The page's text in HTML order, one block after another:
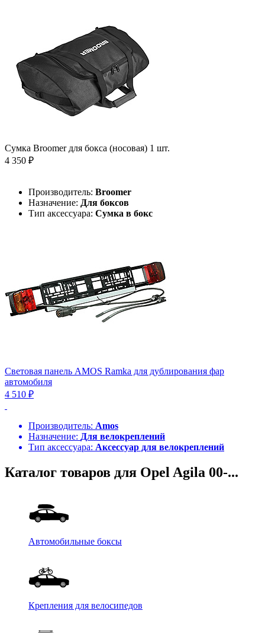
Сумка Broomer для бокса (носовая) 1 шт.
4 350 ₽
Производитель: Broomer
Назначение: Для боксов
Тип аксессуара: Сумка в бокс
Световая панель AMOS Ramka для дублирования фар
автомобиля
4 510 ₽
Производитель: Amos
Назначение: Для велокреплений
Тип аксессуара: Аксессуар для велокреплений
Каталог товаров для Opel Agila 00-...
Автомобильные боксы
Крепления для велосипедов